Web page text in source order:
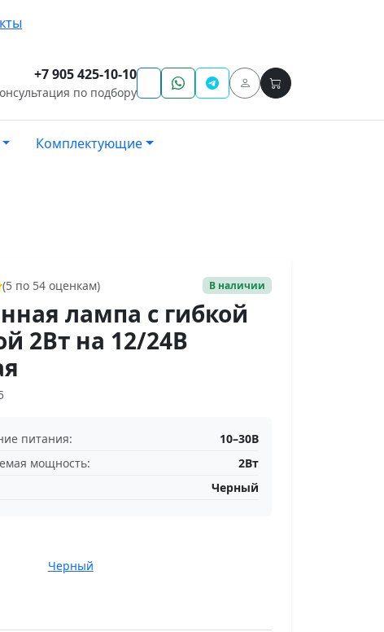
+7 905 425-10-10
по подбору
Комплектующие
(5 по 54 оценкам) В наличии
лампа с гибкой
2Вт на 12/24В
питания:
10–30В
мощность:
2Вт
Черный
Черный